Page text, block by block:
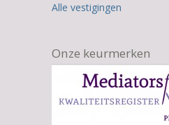
Alle vestigingen
Onze keurmerken